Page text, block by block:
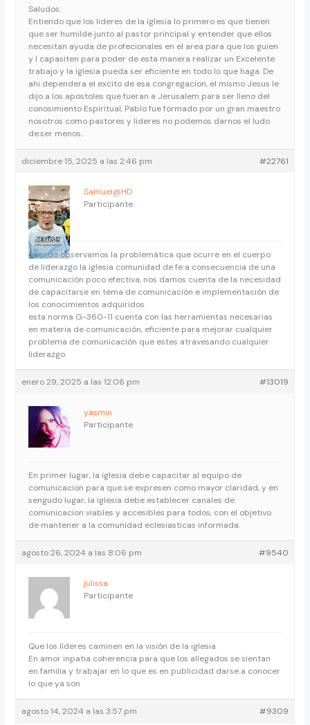
Saludos:
Entiendo que los lideres de la iglesia lo primero es que tienen
que ser humilde junto al pastor principal y entender que ellos
necesitan ayuda de profecionales en el area para que los guien
y l capasiten para poder de esta manera realizar un Excelente
trabajo y la iglesia pueda ser eficiente en todo lo que haga. De
ahi dependera el excito de esa congregacion, el mismo Jesus le
dijo a los apostoles que fueran a Jerusalem para ser lleno del
conosimiento Espiritual, Pablo fue formado por un gran maestro
nosotros como pastores y lideres no podemos darnos el ludo
de.ser menos..
diciembre 15, 2025 a las 2:46 pm #22761
Samuel@HD
Participante
cuando observamos la problemática que ocurre en el cuerpo
de liderazgo la iglesia comunidad de fe a consecuencia de una
comunicación poco efectiva, nos damos cuenta de la necesidad
de capacitarse en tema de comunicación e implementación de
los conocimientos adquiridos.
esta norma G-360-11 cuenta con las herramientas necesarias
en materia de comunicación, eficiente para mejorar cualquier
problema de comunicación que estes atravesando cualquier
liderazgo.
enero 29, 2025 a las 12:06 pm #13019
yasmin
Participante
En primer lugar, la iglesia debe capacitar al equipo de
comunicacion para que se expresen como mayor claridad, y en
sengudo lugar, la iglesia debe establecer canales de
comunicacion viables y accesibles para todos, con el objetivo
de mantener a la comunidad eclesiasticas informada.
agosto 26, 2024 a las 8:06 pm #9540
julissa
Participante
Que los líderes caminen en la visión de la iglesia
En amor inpatia coherencia para que los allegados se sientan
en familia y trabajar en lo que es en publicidad darse a conocer
lo que ya son
agosto 14, 2024 a las 3:57 pm #9309